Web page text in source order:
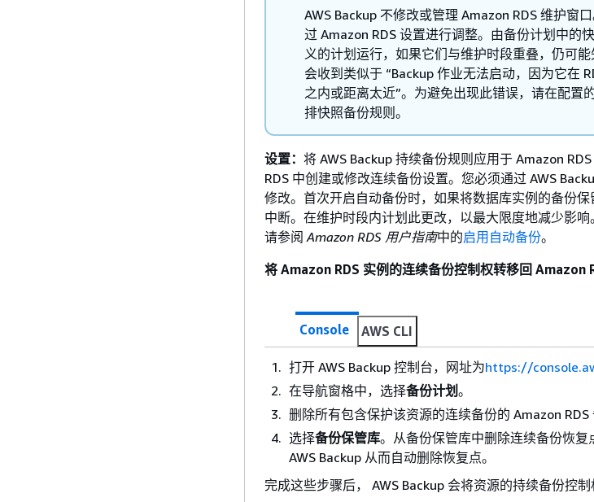
AWS Backup 不修改或管理 Amazon RDS 维护窗
过 Amazon RDS 设置进行调整。由备份计划中的
义的计划运行，如果它们与维护时段重叠，仍可
会收到类似于 “Backup 作业无法启动，因为它在
之内或距离太近”。为避免出现此错误，请在配置
排快照备份规则。
设置： 将 AWS Backup 持续备份规则应用于 Amazon
RDS 中创建或修改连续备份设置。您必须通过 AWS
修改。首次开启自动备份时，如果将数据库实例的备份
中断。在维护时段内计划此更改，以最大限度地减少影响
请参阅Amazon RDS 用户指南中的启用自动备份。
将 Amazon RDS 实例的连续备份控制权转移回 Amazon
Console AWS CLI
打开 AWS Backup 控制台，网址为https://
在导航窗格中，选择备份计划。
删除所有包含保护该资源的连续备份的 Amazon RDS
选择备份保管库。从备份保管库中删除连续备份恢复
AWS Backup 从而自动删除恢复点。
完成这些步骤后， AWS Backup 会将资源的持续备份控制